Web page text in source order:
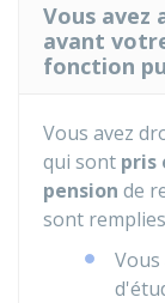
Vous avez
avant
fonction
Vous avez
qui sont pris
pension de
sont
Vous